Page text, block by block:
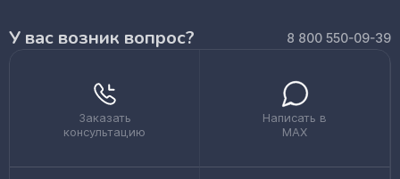
У вас возник вопрос? 8 800 550-09-39
Заказать
консультацию
Написать в
MAX